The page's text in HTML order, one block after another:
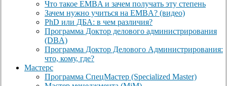
Что такое EMBA и зачем получать эту степень
Зачем нужно учиться на EMBA? (видео)
PhD или ДБА: в чем различия?
Программа Доктор делового администрирования
(DBА)
Программа Доктор Делового Администрирования:
что, кому, где?
Мастерс
Программа СпецМастер (Specialized Master)